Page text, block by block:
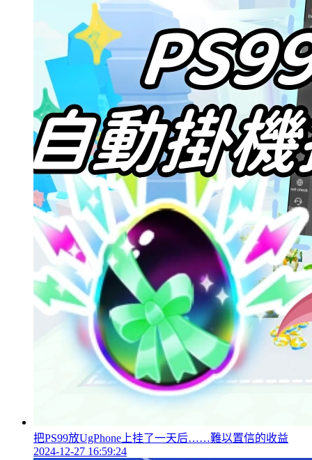
把PS99放UgPhone上挂了一天后……難以置信的收益
2024-12-27 16:59:24